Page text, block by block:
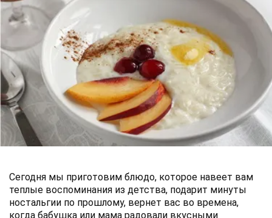
Сегодня мы приготовим блюдо, которое навеет вам
теплые воспоминания из детства, подарит минуты
ностальгии по прошлому, вернет вас во времена,
когда бабушка или мама радовали вкусными